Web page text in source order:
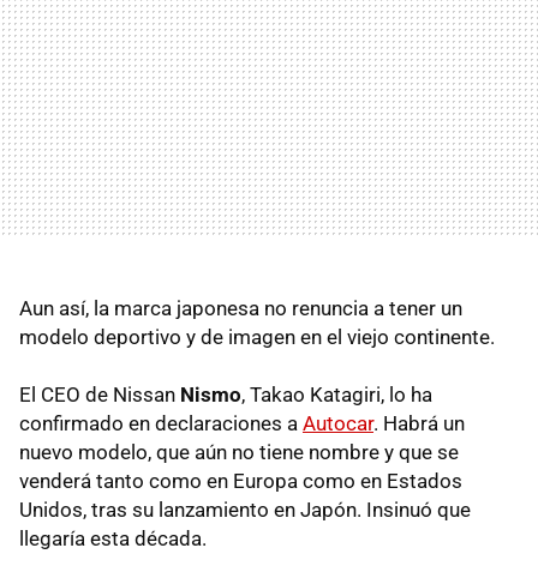
Aun así, la marca japonesa no renuncia a tener un
modelo deportivo y de imagen en el viejo continente.
El CEO de Nissan Nismo, Takao Katagiri, lo ha
confirmado en declaraciones a Autocar. Habrá un
nuevo modelo, que aún no tiene nombre y que se
venderá tanto como en Europa como en Estados
Unidos, tras su lanzamiento en Japón. Insinuó que
llegaría esta década.